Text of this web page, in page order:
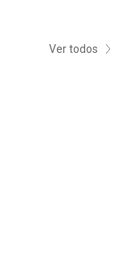
Ver todos